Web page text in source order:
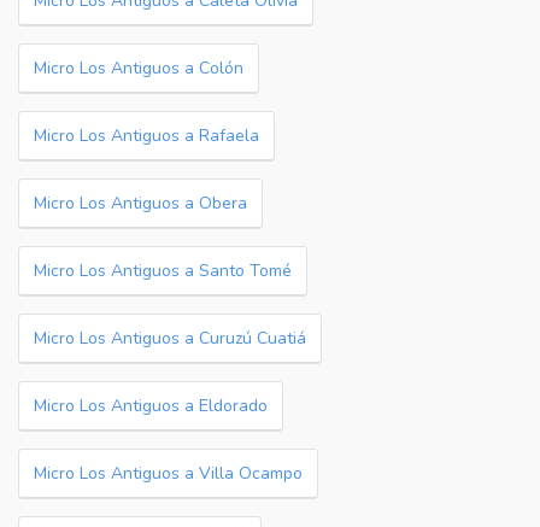
Micro Los Antiguos a Colón
Micro Los Antiguos a Rafaela
Micro Los Antiguos a Obera
Micro Los Antiguos a Santo Tomé
Micro Los Antiguos a Curuzú Cuatiá
Micro Los Antiguos a Eldorado
Micro Los Antiguos a Villa Ocampo